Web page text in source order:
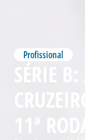
Profissional
SÉRIE
11ª